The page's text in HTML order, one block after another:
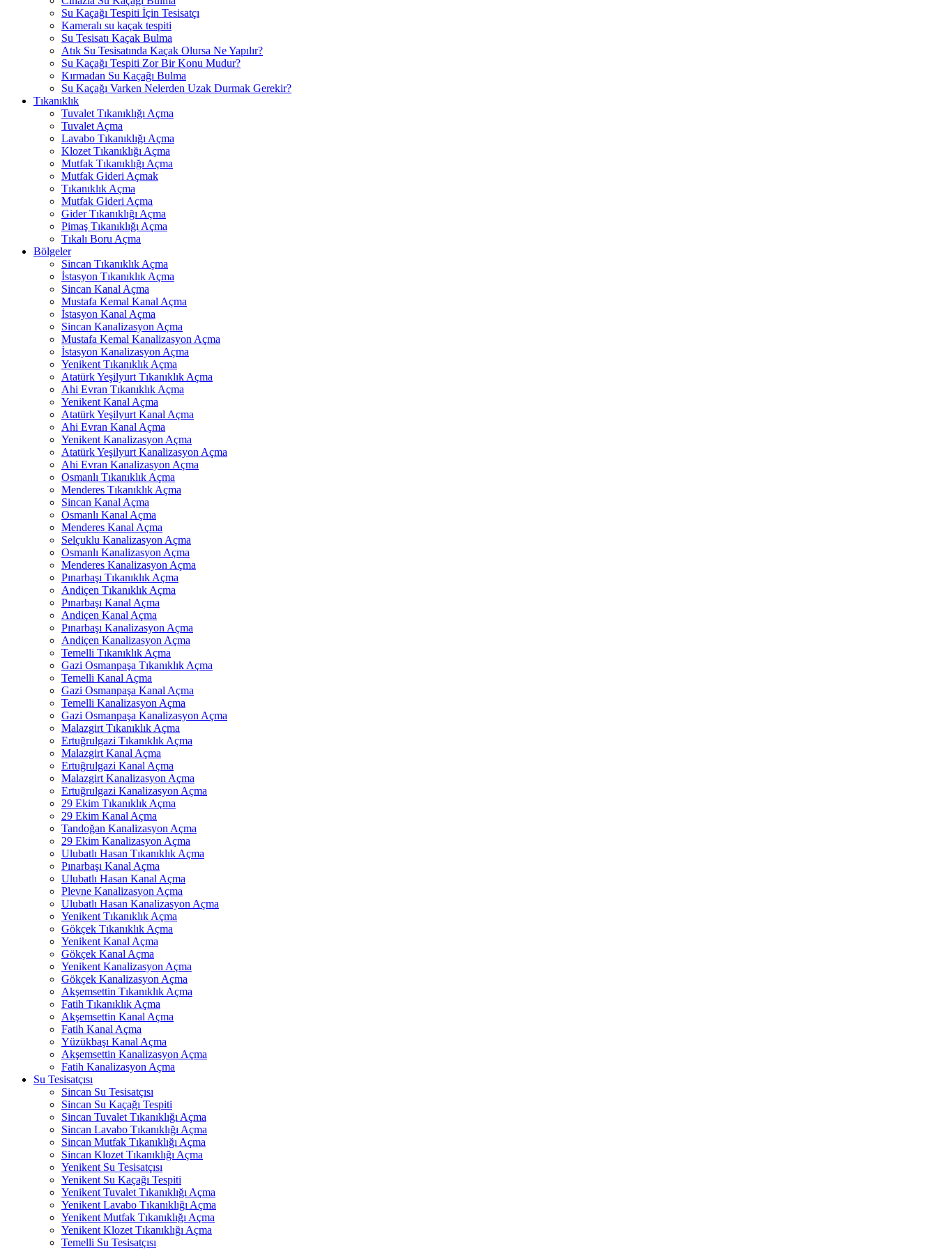
Su Kaçağı Tespiti İçin Tesisatçı
Kameralı su kaçak tespiti
Su Tesisatı Kaçak Bulma
Atık Su Tesisatında Kaçak Olursa Ne Yapılır?
Su Kaçağı Tespiti Zor Bir Konu Mudur?
Kırmadan Su Kaçağı Bulma
Su Kaçağı Varken Nelerden Uzak Durmak Gerekir?
Tıkanıklık
Tuvalet Tıkanıklığı Açma
Tuvalet Açma
Lavabo Tıkanıklığı Açma
Klozet Tıkanıklığı Açma
Mutfak Tıkanıklığı Açma
Mutfak Gideri Açmak
Tıkanıklık Açma
Mutfak Gideri Açma
Gider Tıkanıklığı Açma
Pimaş Tıkanıklığı Açma
Tıkalı Boru Açma
Bölgeler
Sincan Tıkanıklık Açma
İstasyon Tıkanıklık Açma
Sincan Kanal Açma
Mustafa Kemal Kanal Açma
İstasyon Kanal Açma
Sincan Kanalizasyon Açma
Mustafa Kemal Kanalizasyon Açma
İstasyon Kanalizasyon Açma
Yenikent Tıkanıklık Açma
Atatürk Yeşilyurt Tıkanıklık Açma
Ahi Evran Tıkanıklık Açma
Yenikent Kanal Açma
Atatürk Yeşilyurt Kanal Açma
Ahi Evran Kanal Açma
Yenikent Kanalizasyon Açma
Atatürk Yeşilyurt Kanalizasyon Açma
Ahi Evran Kanalizasyon Açma
Osmanlı Tıkanıklık Açma
Menderes Tıkanıklık Açma
Sincan Kanal Açma
Osmanlı Kanal Açma
Menderes Kanal Açma
Selçuklu Kanalizasyon Açma
Osmanlı Kanalizasyon Açma
Menderes Kanalizasyon Açma
Pınarbaşı Tıkanıklık Açma
Andiçen Tıkanıklık Açma
Pınarbaşı Kanal Açma
Andiçen Kanal Açma
Pınarbaşı Kanalizasyon Açma
Andiçen Kanalizasyon Açma
Temelli Tıkanıklık Açma
Gazi Osmanpaşa Tıkanıklık Açma
Temelli Kanal Açma
Gazi Osmanpaşa Kanal Açma
Temelli Kanalizasyon Açma
Gazi Osmanpaşa Kanalizasyon Açma
Malazgirt Tıkanıklık Açma
Ertuğrulgazi Tıkanıklık Açma
Malazgirt Kanal Açma
Ertuğrulgazi Kanal Açma
Malazgirt Kanalizasyon Açma
Ertuğrulgazi Kanalizasyon Açma
29 Ekim Tıkanıklık Açma
29 Ekim Kanal Açma
Tandoğan Kanalizasyon Açma
29 Ekim Kanalizasyon Açma
Ulubatlı Hasan Tıkanıklık Açma
Pınarbaşı Kanal Açma
Ulubatlı Hasan Kanal Açma
Plevne Kanalizasyon Açma
Ulubatlı Hasan Kanalizasyon Açma
Yenikent Tıkanıklık Açma
Gökçek Tıkanıklık Açma
Yenikent Kanal Açma
Gökçek Kanal Açma
Yenikent Kanalizasyon Açma
Gökçek Kanalizasyon Açma
Akşemsettin Tıkanıklık Açma
Fatih Tıkanıklık Açma
Akşemsettin Kanal Açma
Fatih Kanal Açma
Yüzükbaşı Kanal Açma
Akşemsettin Kanalizasyon Açma
Fatih Kanalizasyon Açma
Su Tesisatçısı
Sincan Su Tesisatçısı
Sincan Su Kaçağı Tespiti
Sincan Tuvalet Tıkanıklığı Açma
Sincan Lavabo Tıkanıklığı Açma
Sincan Mutfak Tıkanıklığı Açma
Sincan Klozet Tıkanıklığı Açma
Yenikent Su Tesisatçısı
Yenikent Su Kaçağı Tespiti
Yenikent Tuvalet Tıkanıklığı Açma
Yenikent Lavabo Tıkanıklığı Açma
Yenikent Mutfak Tıkanıklığı Açma
Yenikent Klozet Tıkanıklığı Açma
Temelli Su Tesisatçısı